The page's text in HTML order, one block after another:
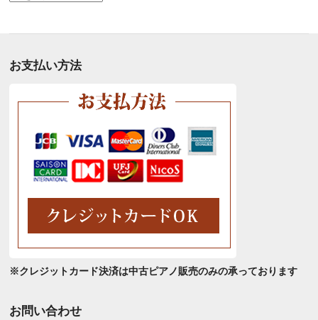
カ
お支払い方法
※クレジットカード決済は中古ピアノ販売のみの承っております
お問い合わせ